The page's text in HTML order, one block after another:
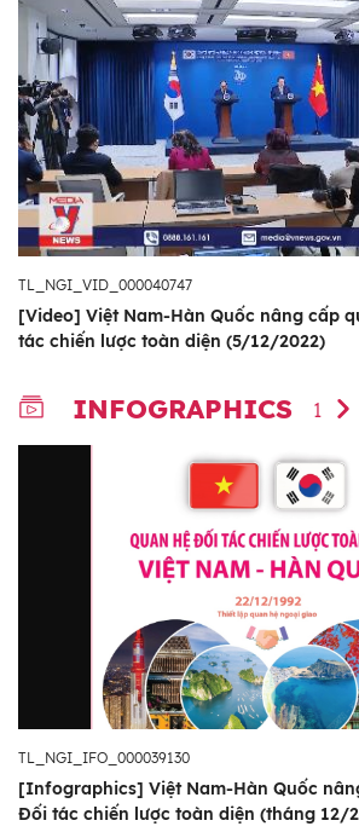
TL_NGI_VID_000040747
[Video] Việt Nam-Hàn Quốc nâng cấp
tác chiến lược toàn diện (5/12/2022)
INFOGRAPHICS 1
TL_NGI_IFO_000039130
[Infographics] Việt Nam-Hàn Quốc
Đối tác chiến lược toàn diện (tháng 12/